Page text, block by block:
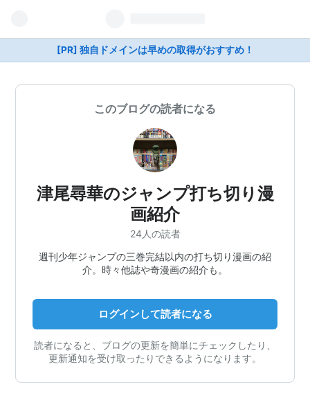
[PR] 独自ドメインは早めの取得がおすすめ！
このブログの読者になる
津尾尋華のジャンプ打ち切り漫
画紹介
24人の読者
週刊少年ジャンプの三巻完結以内の打ち切り漫画の紹
介。時々他誌や奇漫画の紹介も。
ログインして読者になる
読者になると、ブログの更新を簡単にチェックしたり、
更新通知を受け取ったりできるようになります。